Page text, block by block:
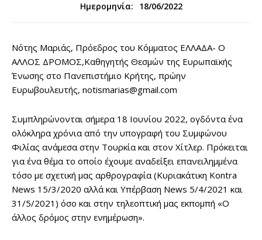
Ημερομηνία:
18/06/2022
Νότης Μαριάς, Πρόεδρος του Κόμματος ΕΛΛΑΔΑ- O
ΑΛΛΟΣ ΔΡΟΜΟΣ,Καθηγητής Θεσμών της Ευρωπαϊκής
Ένωσης στο Πανεπιστήμιο Κρήτης, πρώην
Ευρωβουλευτής, notismarias@gmail.com
Συμπληρώνονται σήμερα 18 Ιουνίου 2022, ογδόντα ένα
ολόκληρα χρόνια από την υπογραφή του Συμφώνου
Φιλίας ανάμεσα στην Τουρκία και στον Χίτλερ. Πρόκειται
για ένα θέμα το οποίο έχουμε αναδείξει επανειλημμένα
τόσο με σχετική μας αρθρογραφία (Κυριακάτικη Kontra
News 15/3/2020 αλλά και Υπέρβαση News 5/4/2021 και
31/5/2021) όσο και στην τηλεοπτική μας εκπομπή «Ο
άλλος δρόμος στην ενημέρωση».